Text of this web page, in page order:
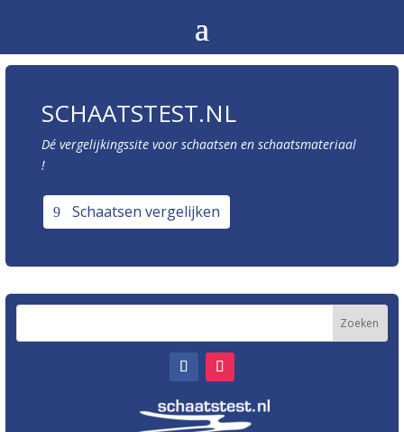
SCHAATSTEST.NL
Dé vergelijkingssite voor schaatsen en schaatsmateriaal
!
Schaatsen vergelijken